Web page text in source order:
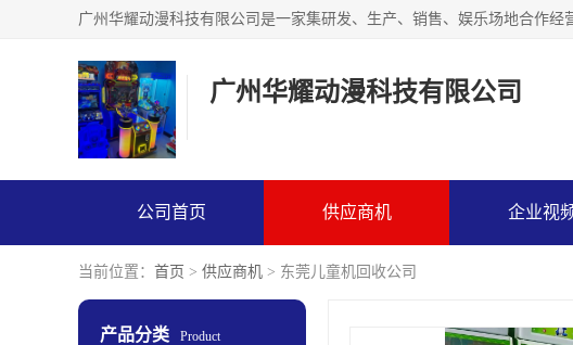
广州华耀动漫科技有限公司
公司首页 供应商机 企业视
当前位置： 首页 > 供应商机 > 东莞儿童机回收公司
产品分类 Product